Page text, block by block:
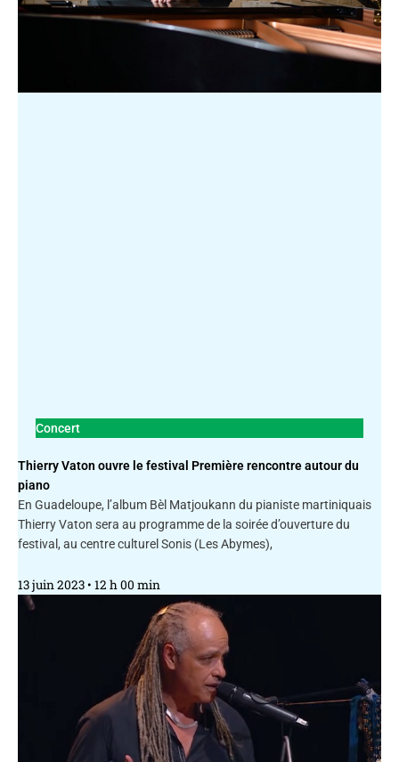
Concert
Thierry Vaton ouvre le festival Première rencontre autour du
piano
En Guadeloupe, l’album Bèl Matjoukann du pianiste martiniquais
Thierry Vaton sera au programme de la soirée d’ouverture du
festival, au centre culturel Sonis (Les Abymes),
13 juin 2023 12 h 00 min